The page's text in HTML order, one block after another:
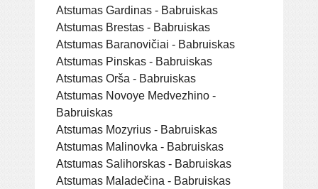
Atstumas Gardinas - Babruiskas
Atstumas Brestas - Babruiskas
Atstumas Baranovičiai - Babruiskas
Atstumas Pinskas - Babruiskas
Atstumas Orša - Babruiskas
Atstumas Novoye Medvezhino -
Babruiskas
Atstumas Mozyrius - Babruiskas
Atstumas Malinovka - Babruiskas
Atstumas Salihorskas - Babruiskas
Atstumas Maladečina - Babruiskas